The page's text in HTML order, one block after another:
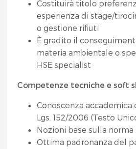
Costituirà titolo
esperienza di stage/
o gestione rifiuti
È gradito il
materia ambientale o
HSE specialist
Competenze tecniche e soft
Conoscenza accademica
Lgs. 152/2006 (Testo
Nozioni base sulla norma
Ottima padronanza del